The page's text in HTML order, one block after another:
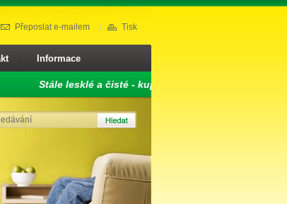
Přeposlat e-mailem Tisk
Informace
Stále lesklé a čisté - kupte si profesionální čistící
odvlhčovačů.
Využijte služby naší půjčovny nářadí,